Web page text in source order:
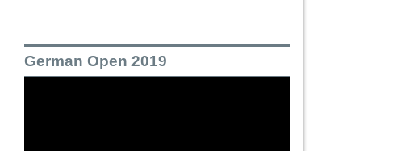
German Open 2019